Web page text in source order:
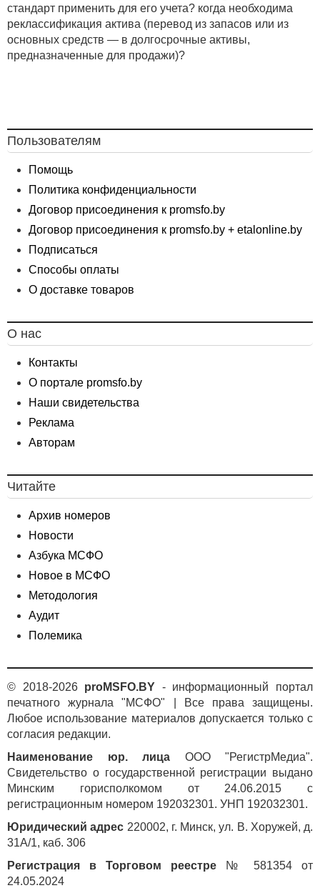
стандарт применить для его учета? когда необходима
реклассификация актива (перевод из запасов или из
основных средств — в долгосрочные активы,
предназначенные для продажи)?
Пользователям
Помощь
Политика конфиденциальности
Договор присоединения к promsfo.by
Договор присоединения к promsfo.by + etalonline.by
Подписаться
Способы оплаты
О доставке товаров
О нас
Контакты
О портале promsfo.by
Наши свидетельства
Реклама
Авторам
Читайте
Архив номеров
Новости
Азбука МСФО
Новое в МСФО
Методология
Аудит
Полемика
© 2018-2026 proMSFO.BY - информационный портал
печатного журнала "МСФО" | Все права защищены.
Любое использование материалов допускается только с
согласия редакции.
Наименование юр. лица ООО "РегистрМедиа".
Свидетельство о государственной регистрации выдано
Минским горисполкомом от 24.06.2015 с
регистрационным номером 192032301. УНП 192032301.
Юридический адрес 220002, г. Минск, ул. В. Хоружей, д.
31А/1, каб. 306
Регистрация в Торговом реестре № 581354 от
24.05.2024